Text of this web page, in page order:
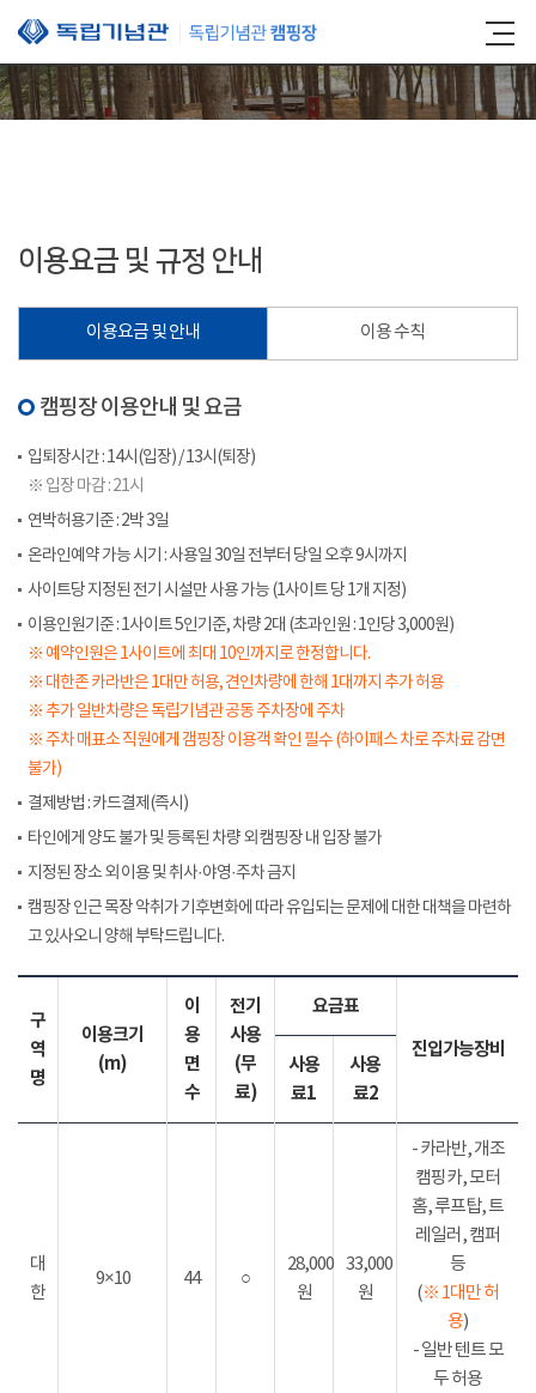
본문 바로가기
이용요금 및 규정 안내
이용요금 및 안내 이용 수칙
캠핑장 이용안내 및 요금
입퇴장시간 : 14시(입장) / 13시(퇴장)
※ 입장 마감 : 21시
연박허용기준 : 2박 3일
온라인예약 가능 시기 : 사용일 30일 전부터 당일 오후 9시까지
사이트당 지정된 전기 시설만 사용 가능 (1사이트 당 1개 지정)
이용인원기준 : 1사이트 5인기준, 차량 2대 (초과인원 : 1인당 3,000원)
※ 예약인원은 1사이트에 최대 10인까지로 한정합니다.
※ 대한존 카라반은 1대만 허용, 견인차량에 한해 1대까지 추가 허용
※ 추가 일반차량은 독립기념관 공동 주차장에 주차
※ 주차 매표소 직원에게 갬핑장 이용객 확인 필수 (하이패스 차로 주차료 감면
불가)
결제방법 : 카드결제(즉시)
타인에게 양도 불가 및 등록된 차량 외 캠핑장 내 입장 불가
지정된 장소 외 이용 및 취사·야영·주차 금지
캠핑장 인근 목장 악취가 기후변화에 따라 유입되는 문제에 대한 대책을 마련하
고 있사오니 양해 부탁드립니다.
구
역
명
이용크기
(m)
이
용
면
수
전기
사용
(무
료)
요금표
진입가능장비
사용
료1
사용
료2
대
한
9×10 44 ○
28,000
원
33,000
원
- 카라반, 개조
캠핑카, 모터
홈, 루프탑, 트
레일러, 캠퍼
등
(※ 1대만 허
용)
- 일반 텐트 모
두 허용